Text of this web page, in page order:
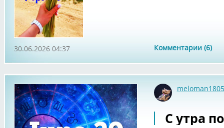
Комментарии (6)
30.06.2026 04:37
meloman1805
С утра